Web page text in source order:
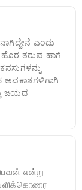
ಎಂದು
ಹೊರ ತರುವ ಹಾಗೆ
ಅವಕಾಶಗಳಿಗಾಗಿ
ಜಯದ
என்று